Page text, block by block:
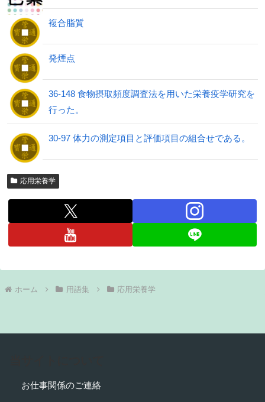
複合脂質
発煙点
36-148 食物摂取頻度調査法を用いた栄養疫学研究を
行った。
30-97 体力の測定項目と評価項目の組合せである。
応用栄養学
ホーム 用語集 応用栄養学
お仕事関係のご連絡